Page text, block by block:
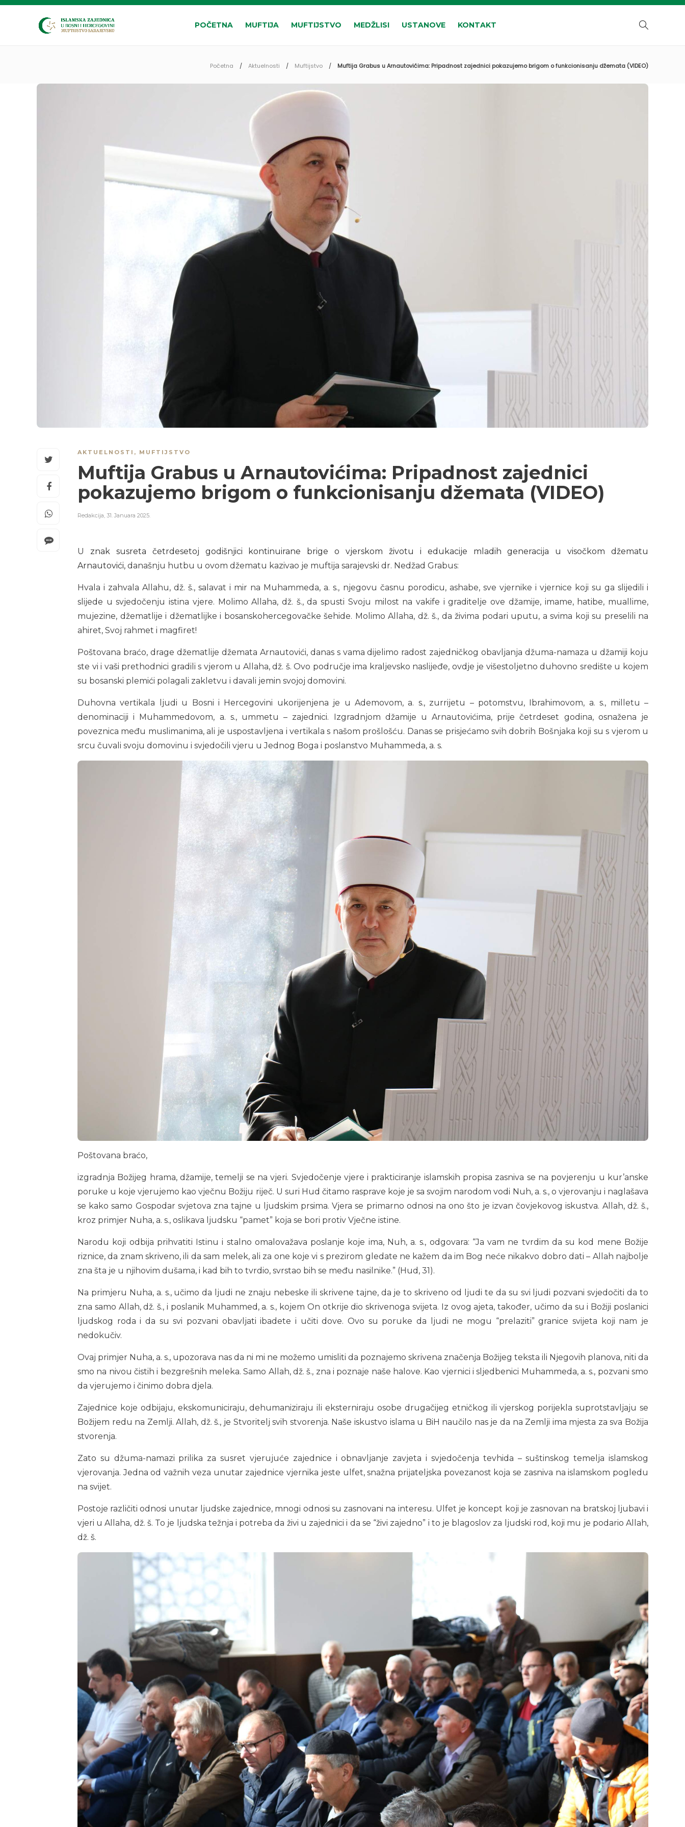
POČETNA MUFTIJA MUFTIJSTVO MEDŽLISI USTANOVE KONTAKT
Početna Aktuelnosti Muftijstvo Muftija Grabus u Arnautovićima: Pripadnost zajednici pokazujemo brigom o funkcionisanju džemata (VIDEO)
AKTUELNOSTI , MUFTIJSTVO
Muftija Grabus u Arnautovićima: Pripadnost zajednici
pokazujemo brigom o funkcionisanju džemata (VIDEO)
Redakcija, 31. Januara 2025.
U znak susreta četrdesetoj godišnjici kontinuirane brige o vjerskom životu i edukacije mladih generacija u visočkom džematu
Arnautovići, današnju hutbu u ovom džematu kazivao je muftija sarajevski dr. Nedžad Grabus:
Hvala i zahvala Allahu, dž. š., salavat i mir na Muhammeda, a. s., njegovu časnu porodicu, ashabe, sve vjernike i vjernice koji su ga slijedili i
slijede u svjedočenju istina vjere. Molimo Allaha, dž. š., da spusti Svoju milost na vakife i graditelje ove džamije, imame, hatibe, muallime,
mujezine, džematlije i džematlijke i bosanskohercegovačke šehide. Molimo Allaha, dž. š., da živima podari uputu, a svima koji su preselili na
ahiret, Svoj rahmet i magfiret!
Poštovana braćo, drage džematlije džemata Arnautovići, danas s vama dijelimo radost zajedničkog obavljanja džuma-namaza u džamiji koju
ste vi i vaši prethodnici gradili s vjerom u Allaha, dž. š. Ovo područje ima kraljevsko naslijeđe, ovdje je višestoljetno duhovno središte u kojem
su bosanski plemići polagali zakletvu i davali jemin svojoj domovini.
Duhovna vertikala ljudi u Bosni i Hercegovini ukorijenjena je u Ademovom, a. s., zurrijetu – potomstvu, Ibrahimovom, a. s., milletu –
denominaciji i Muhammedovom, a. s., ummetu – zajednici. Izgradnjom džamije u Arnautovićima, prije četrdeset godina, osnažena je
poveznica među muslimanima, ali je uspostavljena i vertikala s našom prošlošću. Danas se prisjećamo svih dobrih Bošnjaka koji su s vjerom u
srcu čuvali svoju domovinu i svjedočili vjeru u Jednog Boga i poslanstvo Muhammeda, a. s.
Poštovana braćo,
izgradnja Božijeg hrama, džamije, temelji se na vjeri. Svjedočenje vjere i prakticiranje islamskih propisa zasniva se na povjerenju u kur’anske
poruke u koje vjerujemo kao vječnu Božiju riječ. U suri Hud čitamo rasprave koje je sa svojim narodom vodi Nuh, a. s., o vjerovanju i naglašava
se kako samo Gospodar svjetova zna tajne u ljudskim prsima. Vjera se primarno odnosi na ono što je izvan čovjekovog iskustva. Allah, dž. š.,
kroz primjer Nuha, a. s., oslikava ljudsku “pamet” koja se bori protiv Vječne istine.
Narodu koji odbija prihvatiti Istinu i stalno omalovažava poslanje koje ima, Nuh, a. s., odgovara: “Ja vam ne tvrdim da su kod mene Božije
riznice, da znam skriveno, ili da sam melek, ali za one koje vi s prezirom gledate ne kažem da im Bog neće nikakvo dobro dati – Allah najbolje
zna šta je u njihovim dušama, i kad bih to tvrdio, svrstao bih se među nasilnike.” (Hud, 31).
Na primjeru Nuha, a. s., učimo da ljudi ne znaju nebeske ili skrivene tajne, da je to skriveno od ljudi te da su svi ljudi pozvani svjedočiti da to
zna samo Allah, dž. š., i poslanik Muhammed, a. s., kojem On otkrije dio skrivenoga svijeta. Iz ovog ajeta, također, učimo da su i Božiji poslanici
ljudskog roda i da su svi pozvani obavljati ibadete i učiti dove. Ovo su poruke da ljudi ne mogu “prelaziti” granice svijeta koji nam je
nedokučiv.
Ovaj primjer Nuha, a. s., upozorava nas da ni mi ne možemo umisliti da poznajemo skrivena značenja Božijeg teksta ili Njegovih planova, niti da
smo na nivou čistih i bezgrešnih meleka. Samo Allah, dž. š., zna i poznaje naše halove. Kao vjernici i sljedbenici Muhammeda, a. s., pozvani smo
da vjerujemo i činimo dobra djela.
Zajednice koje odbijaju, ekskomuniciraju, dehumaniziraju ili eksterniraju osobe drugačijeg etničkog ili vjerskog porijekla suprotstavljaju se
Božijem redu na Zemlji. Allah, dž. š., je Stvoritelj svih stvorenja. Naše iskustvo islama u BiH naučilo nas je da na Zemlji ima mjesta za sva Božija
stvorenja.
Zato su džuma-namazi prilika za susret vjerujuće zajednice i obnavljanje zavjeta i svjedočenja tevhida – suštinskog temelja islamskog
vjerovanja. Jedna od važnih veza unutar zajednice vjernika jeste ulfet, snažna prijateljska povezanost koja se zasniva na islamskom pogledu
na svijet.
Postoje različiti odnosi unutar ljudske zajednice, mnogi odnosi su zasnovani na interesu. Ulfet je koncept koji je zasnovan na bratskoj ljubavi i
vjeri u Allaha, dž. š. To je ljudska težnja i potreba da živi u zajednici i da se “živi zajedno” i to je blagoslov za ljudski rod, koji mu je podario Allah,
dž. š.